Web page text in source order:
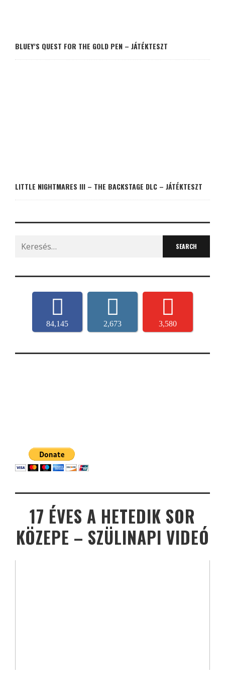
BLUEY’S QUEST FOR THE GOLD PEN – JÁTÉKTESZT
LITTLE NIGHTMARES III – THE BACKSTAGE DLC – JÁTÉKTESZT
Search
for:
84,145 2,673 3,580
17 ÉVES A HETEDIK SOR
KÖZEPE – SZÜLINAPI VIDEÓ